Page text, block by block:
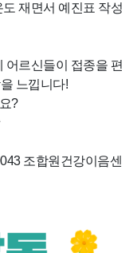
재면서 예진표 작성
어르신들이 접종을 편
느낍니다!
?
조합원건강이음센